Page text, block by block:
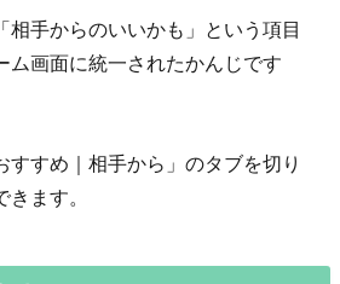
相手からのいいかも」という項目
ム画面に統一されたかんじです
すすめ｜相手から」のタブを切り
ます。